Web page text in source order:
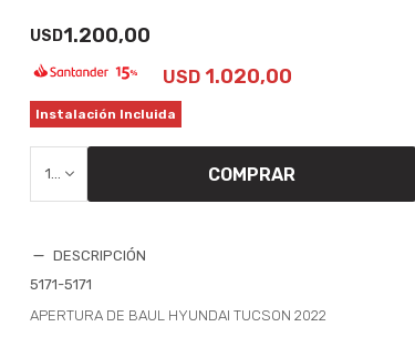
USD1.200,00
USD 1.020,00
Instalación Incluida
COMPRAR
DESCRIPCIÓN
5171-5171
APERTURA DE BAUL HYUNDAI TUCSON 2022